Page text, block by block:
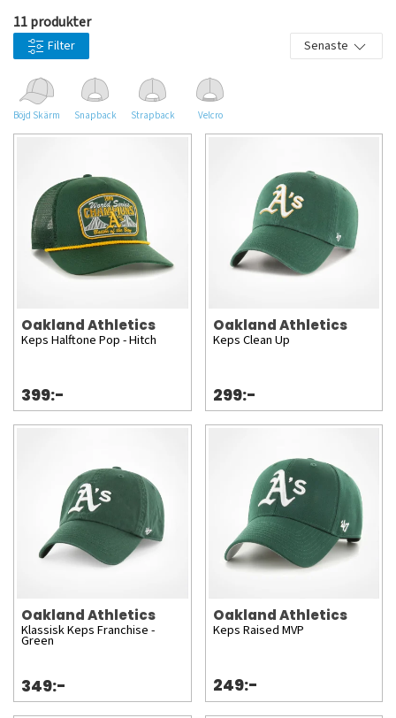
11 produkter
Filter Senaste
Böjd Skärm Snapback Strapback Velcro
Oakland Athletics
Keps Halftone Pop - Hitch
399:-
Oakland Athletics
Keps Clean Up
299:-
Oakland Athletics
Klassisk Keps Franchise -
Green
349:-
Oakland Athletics
Keps Raised MVP
249:-